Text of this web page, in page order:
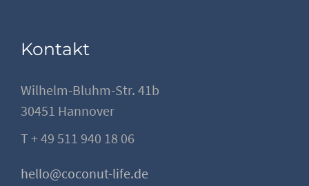
Kontakt
Wilhelm-Bluhm-Str. 41b
30451 Hannover
T + 49 511 940 18 06
hello@coconut-life.de